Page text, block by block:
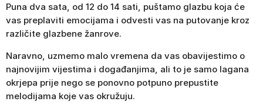
Puna dva sata, od 12 do 14 sati, puštamo glazbu koja će
vas preplaviti emocijama i odvesti vas na putovanje kroz
različite glazbene žanrove.
Naravno, uzmemo malo vremena da vas obavijestimo o
najnovijim vijestima i događanjima, ali to je samo lagana
okrjepa prije nego se ponovno potpuno prepustite
melodijama koje vas okružuju.